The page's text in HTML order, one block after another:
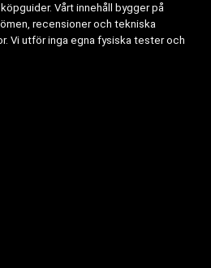
Vårt innehåll bygger på
recensioner och tekniska
Vi utför inga egna fysiska tester och